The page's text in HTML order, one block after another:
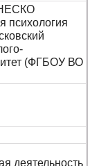
психология
(ФГБОУ ВО
деятельность